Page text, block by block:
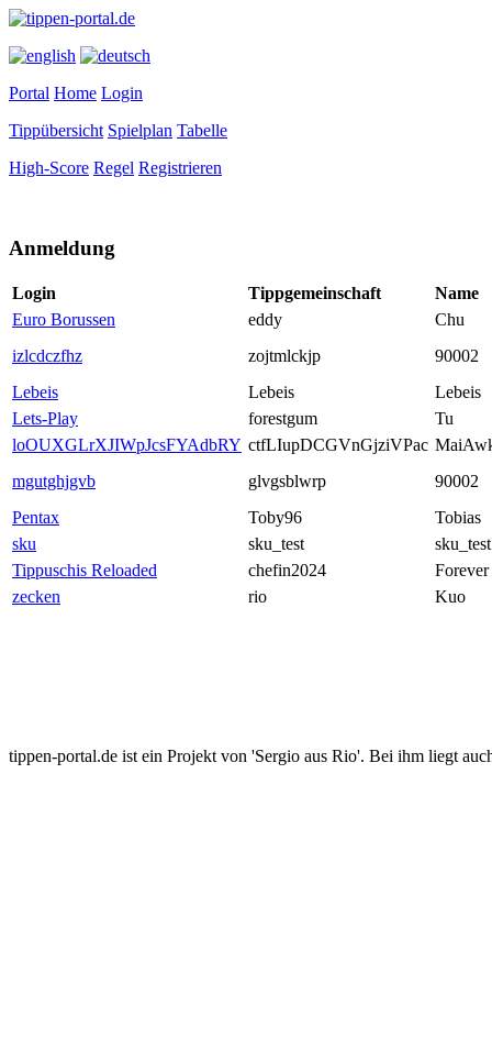
Portal Home Login
Tippübersicht Spielplan Tabelle
High-Score Regel Registrieren
Anmeldung
Login Tippgemeinschaft
Name
Euro Borussen
eddy
Chu
izlcdczfhz
zojtmlckjp
90002
Lebeis
Lebeis
Lebeis
Lets-Play
forestgum
Tu
loOUXGLrXJIWpJcsFYAdbRY ctfLIupDCGVnGjziVPac
mgutghjgvb
glvgsblwrp
90002
Pentax
Toby96
Tobias
sku
sku_test
sku_test
Tippuschis Reloaded
chefin2024
Forever
zecken
rio Kuo
tippen-portal.de ist ein Projekt von 'Sergio aus Rio'. Bei ihm liegt